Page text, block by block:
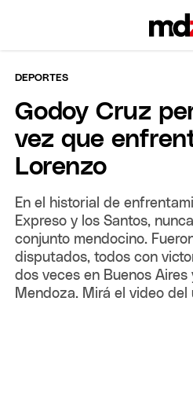
DEPORTES
Godoy Cruz
vez que
Lorenzo
En el historial de
Expreso y los Santos,
conjunto mendocino.
disputados, todos con
dos veces en Buenos Aires
Mendoza. Mirá el video